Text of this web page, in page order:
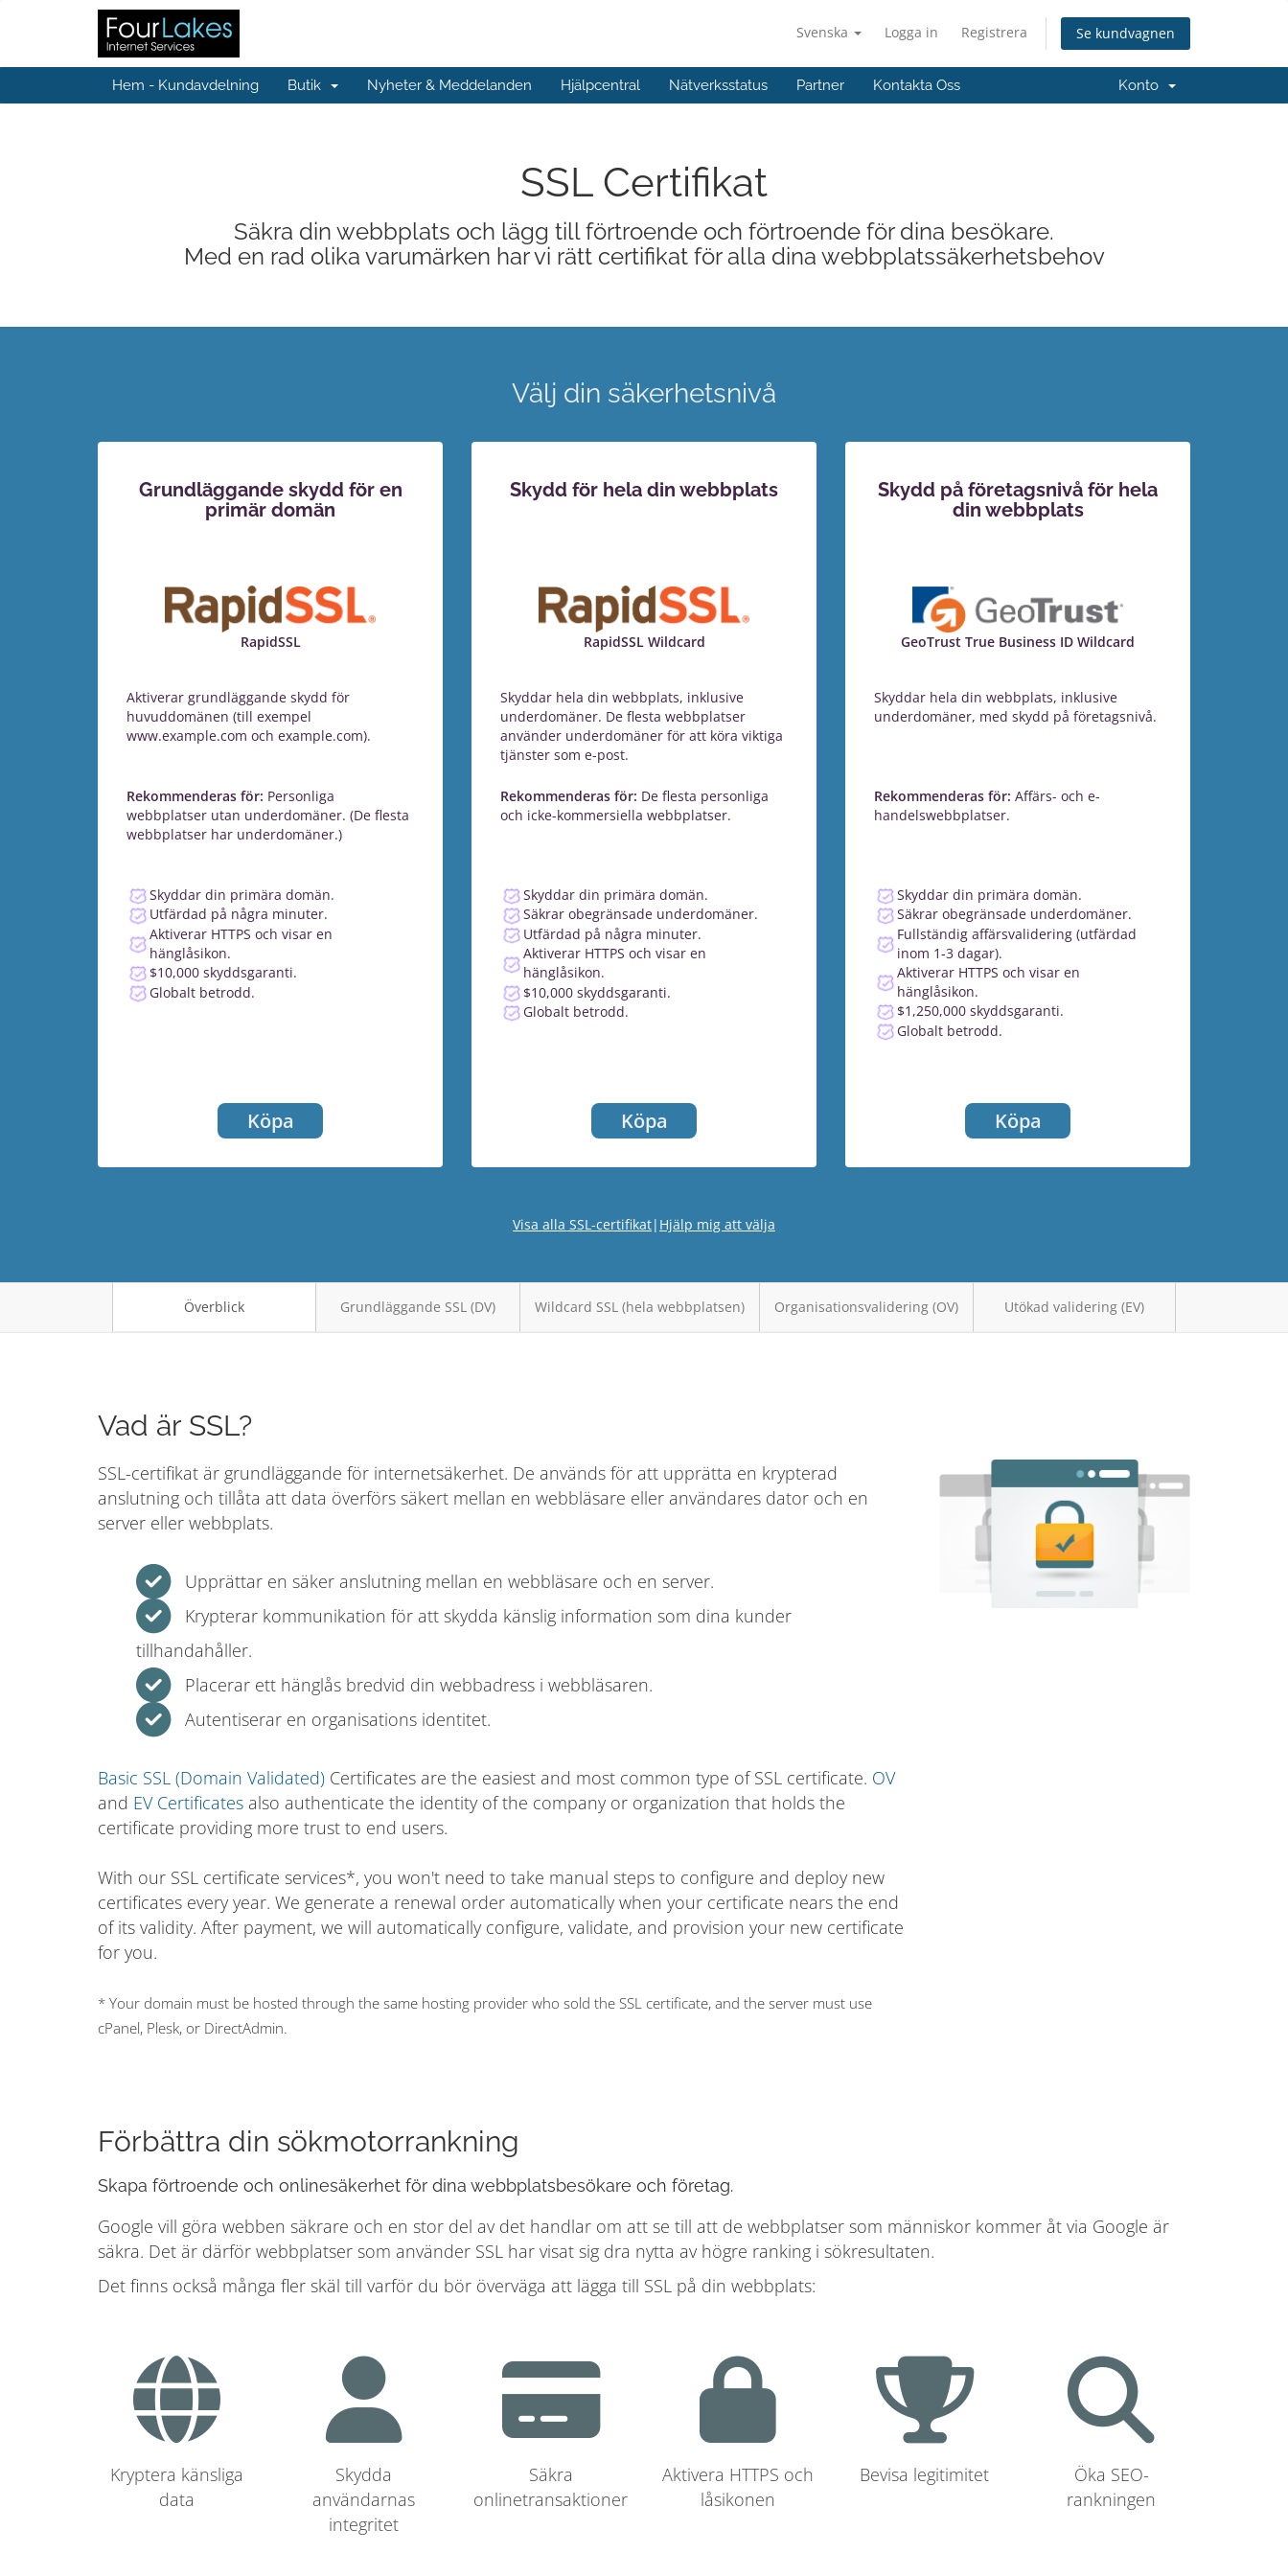
Svenska Logga in Registrera Se kundvagnen
Hem - Kundavdelning Butik Nyheter & Meddelanden Hjälpcentral Nätverksstatus Partner Kontakta Oss Konto
SSL Certifikat
Säkra din webbplats och lägg till förtroende och förtroende för dina besökare.
Med en rad olika varumärken har vi rätt certifikat för alla dina webbplatssäkerhetsbehov
Välj din säkerhetsnivå
Grundläggande skydd för en
primär domän
RapidSSL
Aktiverar grundläggande skydd för
huvuddomänen (till exempel
www.example.com och example.com).
Rekommenderas för: Personliga
webbplatser utan underdomäner. (De flesta
webbplatser har underdomäner.)
Skyddar din primära domän.
Utfärdad på några minuter.
Aktiverar HTTPS och visar en
hänglåsikon.
$10,000 skyddsgaranti.
Globalt betrodd.
Köpa
Skydd för hela din webbplats
RapidSSL Wildcard
Skyddar hela din webbplats, inklusive
underdomäner. De flesta webbplatser
använder underdomäner för att köra viktiga
tjänster som e-post.
Rekommenderas för: De flesta personliga
och icke-kommersiella webbplatser.
Skyddar din primära domän.
Säkrar obegränsade underdomäner.
Utfärdad på några minuter.
Aktiverar HTTPS och visar en
hänglåsikon.
$10,000 skyddsgaranti.
Globalt betrodd.
Köpa
Skydd på företagsnivå för hela
din webbplats
GeoTrust True Business ID Wildcard
Skyddar hela din webbplats, inklusive
underdomäner, med skydd på företagsnivå.
Rekommenderas för: Affärs- och e-
handelswebbplatser.
Skyddar din primära domän.
Säkrar obegränsade underdomäner.
Fullständig affärsvalidering (utfärdad
inom 1-3 dagar).
Aktiverar HTTPS och visar en
hänglåsikon.
$1,250,000 skyddsgaranti.
Globalt betrodd.
Köpa
Visa alla SSL-certifikat| Hjälp mig att välja
Överblick Grundläggande SSL (DV) Wildcard SSL (hela webbplatsen) Organisationsvalidering (OV) Utökad validering (EV)
Vad är SSL?
SSL-certifikat är grundläggande för internetsäkerhet. De används för att upprätta en krypterad
anslutning och tillåta att data överförs säkert mellan en webbläsare eller användares dator och en
server eller webbplats.
Upprättar en säker anslutning mellan en webbläsare och en server.
Krypterar kommunikation för att skydda känslig information som dina kunder
tillhandahåller.
Placerar ett hänglås bredvid din webbadress i webbläsaren.
Autentiserar en organisations identitet.
Basic SSL (Domain Validated) Certificates are the easiest and most common type of SSL certificate. OV
and EV Certificates also authenticate the identity of the company or organization that holds the
certificate providing more trust to end users.
With our SSL certificate services*, you won't need to take manual steps to configure and deploy new
certificates every year. We generate a renewal order automatically when your certificate nears the end
of its validity. After payment, we will automatically configure, validate, and provision your new certificate
for you.
* Your domain must be hosted through the same hosting provider who sold the SSL certificate, and the server must use
cPanel, Plesk, or DirectAdmin.
Förbättra din sökmotorrankning
Skapa förtroende och onlinesäkerhet för dina webbplatsbesökare och företag.
Google vill göra webben säkrare och en stor del av det handlar om att se till att de webbplatser som människor kommer åt via Google är
säkra. Det är därför webbplatser som använder SSL har visat sig dra nytta av högre ranking i sökresultaten.
Det finns också många fler skäl till varför du bör överväga att lägga till SSL på din webbplats:
Kryptera känsliga
data
Skydda
användarnas
integritet
Säkra
onlinetransaktioner
Aktivera HTTPS och
låsikonen
Bevisa legitimitet
Öka SEO-
rankningen